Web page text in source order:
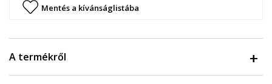
Mentés a kívánságlistába
A termékről